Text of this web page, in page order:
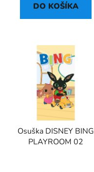
DO KOŠÍKA
Osuška DISNEY BING
PLAYROOM 02